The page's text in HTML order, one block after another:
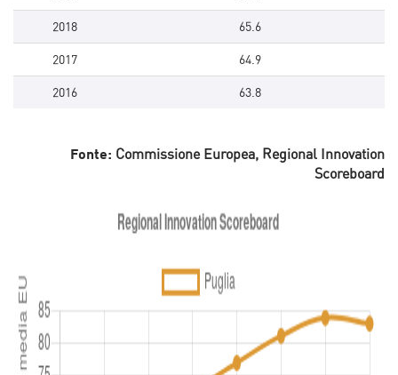
2018 65.6
2017 64.9
2016 63.8
Fonte: Commissione Europea, Regional Innovation
Scoreboard